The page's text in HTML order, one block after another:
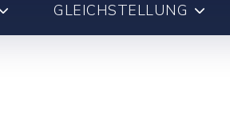
GLEICHSTELLUNG